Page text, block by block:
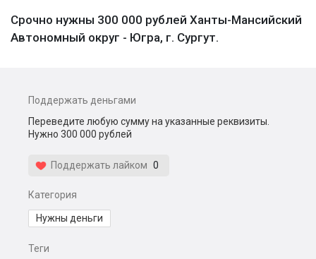
Срочно нужны 300 000 рублей Ханты-Мансийский
Автономный округ - Югра, г. Сургут.
Поддержать деньгами
Переведите любую сумму на указанные реквизиты.
Нужно 300 000 рублей
Поддержать лайком 0
Категория
Нужны деньги
Теги